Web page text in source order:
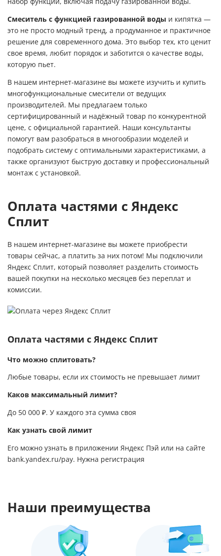
Смеситель с функцией газированной воды и кипятка —
это не просто модный тренд, а продуманное и практичное
решение для современного дома. Это выбор тех, кто ценит
свое время, любит порядок и заботится о качестве воды,
которую пьет.
В нашем интернет-магазине вы можете изучить и купить
многофункциональные смесители от ведущих
производителей. Мы предлагаем только
сертифицированный и надёжный товар по конкурентной
цене, с официальной гарантией. Наши консультанты
помогут вам разобраться в многообразии моделей и
подобрать систему с оптимальными характеристиками, а
также организуют быструю доставку и профессиональный
монтаж с установкой.
Оплата частями с Яндекс
Сплит
В нашем интернет-магазине вы можете приобрести
товары сейчас, а платить за них потом! Мы подключили
Яндекс Сплит, который позволяет разделить стоимость
вашей покупки на несколько месяцев без переплат и
комиссии.
Оплата частями с Яндекс Сплит
Что можно сплитовать?
Любые товары, если их стоимость не превышает лимит
Каков максимальный лимит?
До 50 000 ₽. У каждого эта сумма своя
Как узнать свой лимит
Его можно узнать в приложении Яндекс Пэй или на сайте
bank.yandex.ru/pay. Нужна регистрация
Наши преимущества